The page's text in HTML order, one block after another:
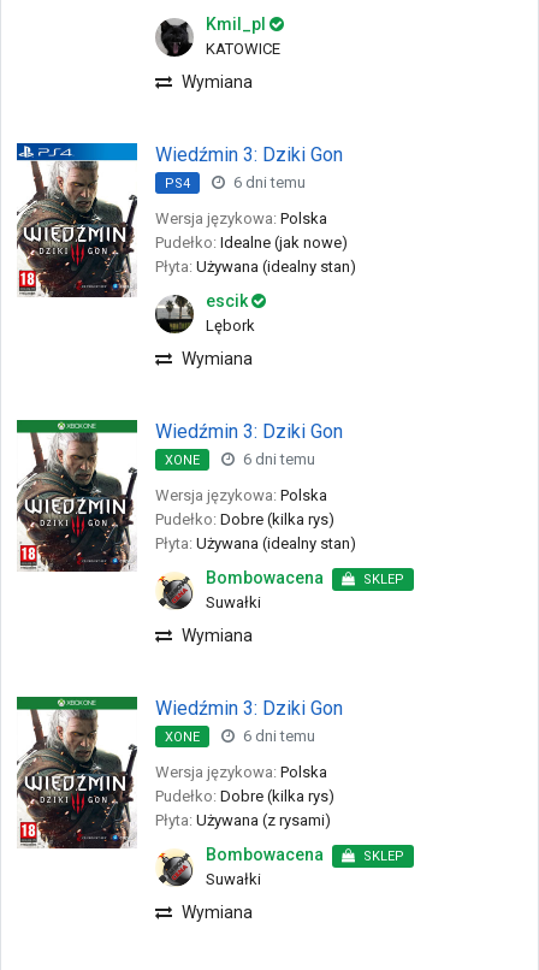
Kmil_pl
KATOWICE
Wymiana
Wiedźmin 3: Dziki Gon
PS4
6 dni temu
Wersja językowa: Polska
Pudełko: Idealne (jak nowe)
Płyta: Używana (idealny stan)
escik
Lębork
Wymiana
Wiedźmin 3: Dziki Gon
XONE
6 dni temu
Wersja językowa: Polska
Pudełko: Dobre (kilka rys)
Płyta: Używana (idealny stan)
Bombowacena SKLEP
Suwałki
Wymiana
Wiedźmin 3: Dziki Gon
XONE
6 dni temu
Wersja językowa: Polska
Pudełko: Dobre (kilka rys)
Płyta: Używana (z rysami)
Bombowacena SKLEP
Suwałki
Wymiana